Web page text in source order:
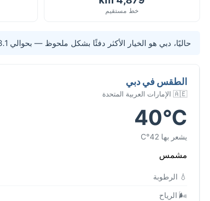
خط مستقيم
حاليًا، دبي هو الخيار الأكثر دفئًا بشكل ملحوظ — بحوالي 8.1°C أعلى من بانكوك.
الطقس في دبي
🇦🇪 الإمارات العربية المتحدة
40°C
يشعر بها 42°C
مشمس
💧 الرطوبة
🌬️ الرياح